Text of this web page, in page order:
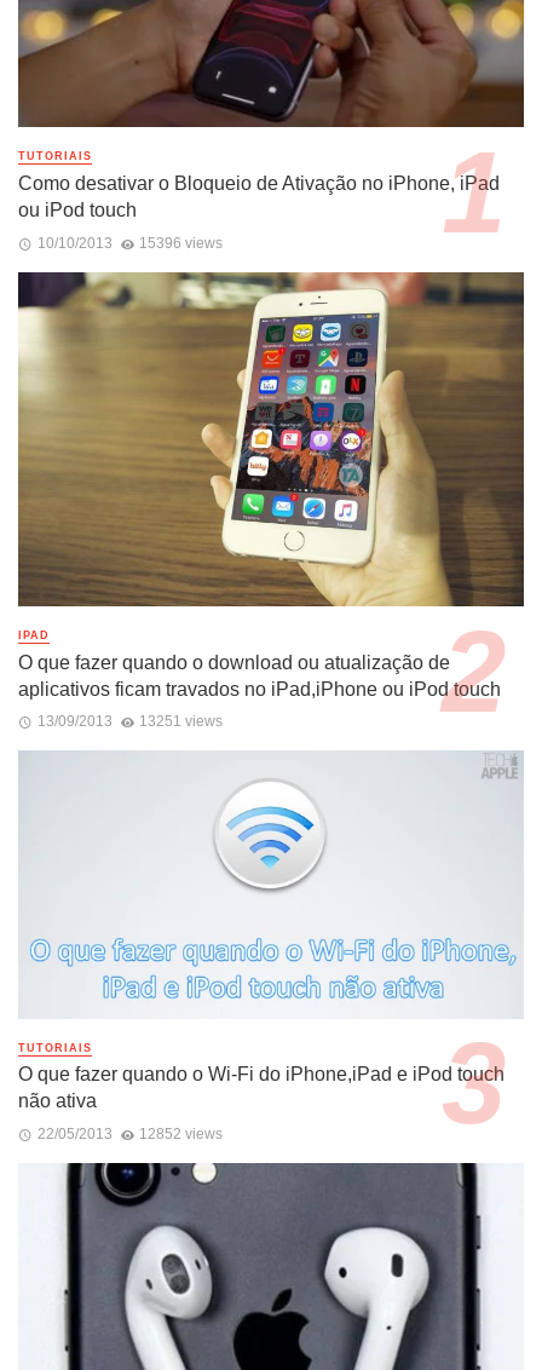
TUTORIAIS
Como desativar o Bloqueio de Ativação no iPhone, iPad
ou iPod touch
10/10/2013 15396 views
IPAD
O que fazer quando o download ou atualização de
aplicativos ficam travados no iPad,iPhone ou iPod touch
13/09/2013 13251 views
TUTORIAIS
O que fazer quando o Wi-Fi do iPhone,iPad e iPod touch
não ativa
22/05/2013 12852 views